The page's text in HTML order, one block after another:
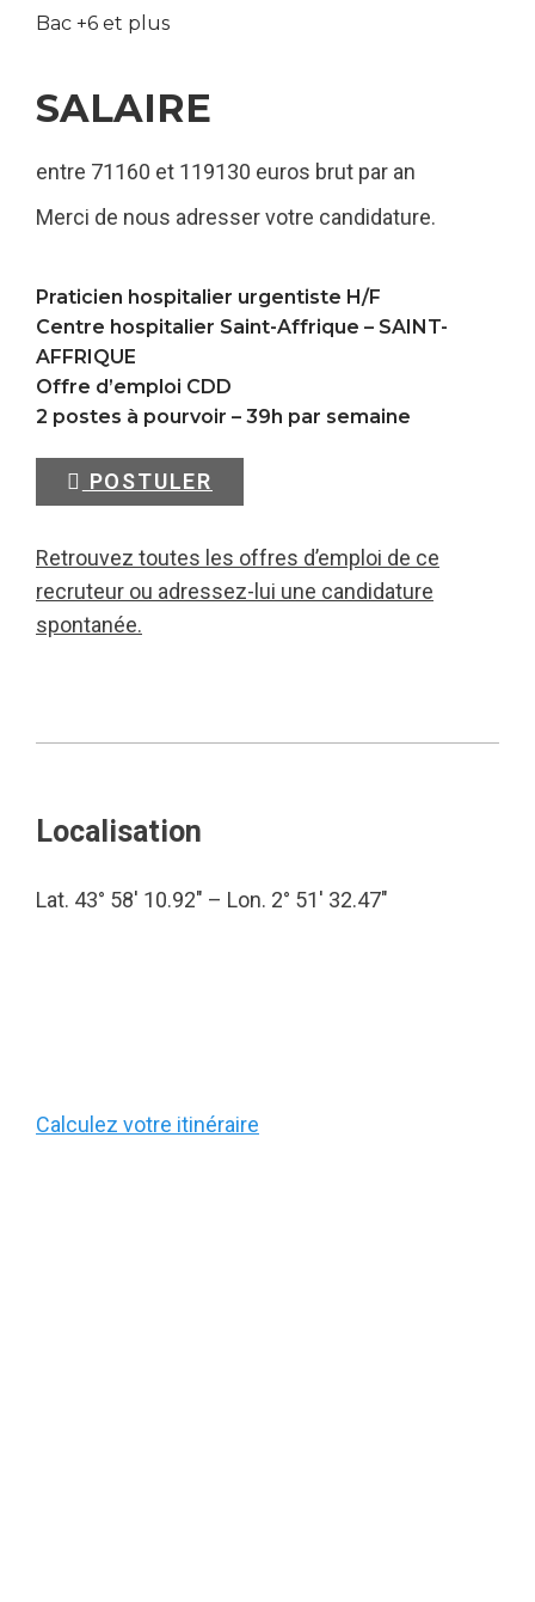
Bac +6 et plus
SALAIRE
entre 71160 et 119130 euros brut par an
Merci de nous adresser votre candidature.
Praticien hospitalier urgentiste H/F
Centre hospitalier Saint-Affrique – SAINT-
AFFRIQUE
Offre d’emploi CDD
2 postes à pourvoir – 39h par semaine
POSTULER
Retrouvez toutes les offres d’emploi de ce
recruteur ou adressez-lui une candidature
spontanée.
Localisation
Lat. 43° 58′ 10.92″ – Lon. 2° 51′ 32.47″
Calculez votre itinéraire